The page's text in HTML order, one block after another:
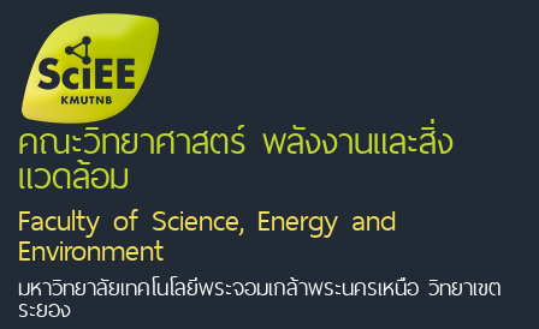
คณะวิทยาศาสตร์ พลังงานและสิ่ง
แวดล้อม
Faculty of Science, Energy and
Environment
มหาวิทยาลัยเทคโนโลยีพระจอมเกล้าพระนครเหนือ วิทยาเขต
ระยอง